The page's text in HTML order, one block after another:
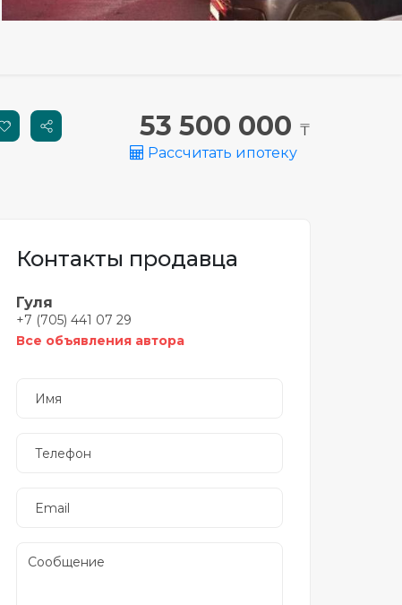
53 500 000 ₸
Рассчитать ипотеку
Контакты продавца
Гуля
+7 (705) 441 07 29
Все объявления автора